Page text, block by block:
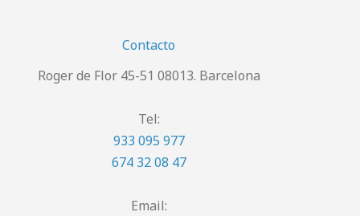
Contacto
Roger de Flor 45-51 08013. Barcelona
Tel:
933 095 977
674 32 08 47
Email: